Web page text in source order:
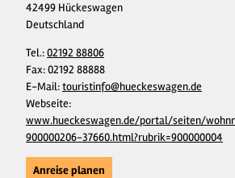
42499 Hückeswagen
Deutschland
Tel.:02192 88806
Fax:02192 88888
E-Mail:touristinfo@hueckeswagen.de
Webseite:
www.hueckeswagen.de/portal/seiten/
900000206-37660.html?rubrik=900000004
Anreise planen